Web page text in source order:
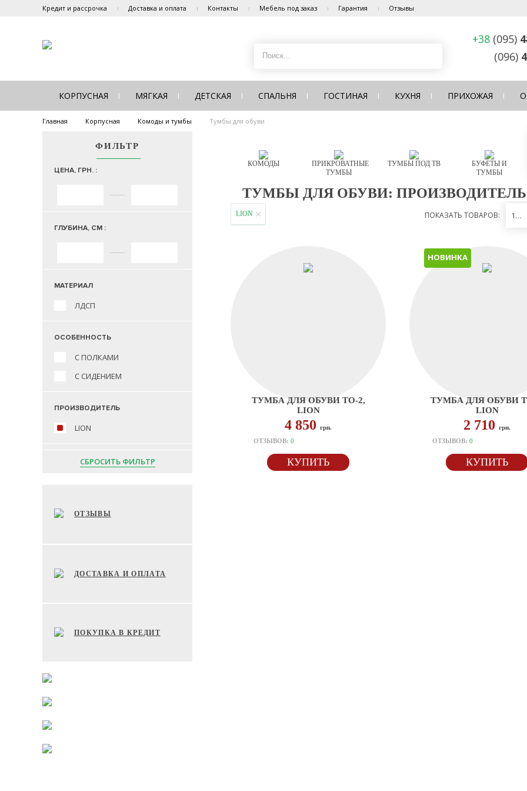
Кредит и рассрочка Доставка и оплата Контакты Мебель под заказ Гарантия Отзывы
+38 (095)
(096)
КОРПУСНАЯ МЯГКАЯ ДЕТСКАЯ СПАЛЬНЯ ГОСТИНАЯ КУХНЯ ПРИХОЖАЯ
Главная Корпусная Комоды и тумбы Тумбы для обуви
ФИЛЬТР
ЦЕНА, ГРН. :
ГЛУБИНА, СМ :
МАТЕРИАЛ
ЛДСП
ОСОБЕННОСТЬ
С ПОЛКАМИ
С СИДЕНИЕМ
ПРОИЗВОДИТЕЛЬ
LION
СБРОСИТЬ ФИЛЬТР
ОТЗЫВЫ
ДОСТАВКА И ОПЛАТА
ПОКУПКА В КРЕДИТ
КОМОДЫ
ПРИКРОВАТНЫЕ
ТУМБЫ
ТУМБЫ ПОД ТВ
БУФЕТЫ И
ТУМБЫ
ТУМБЫ ДЛЯ ОБУВИ: ПРОИЗВОДИТЕЛЬ
LION ПОКАЗАТЬ ТОВАРОВ: 12
ТУМБА ДЛЯ ОБУВИ ТО-2,
LION
4 850 грн.
ОТЗЫВОВ: 0
КУПИТЬ
НОВИНКА
ТУМБА ДЛЯ ОБУВИ
LION
2 710 грн.
ОТЗЫВОВ: 0
КУПИТЬ